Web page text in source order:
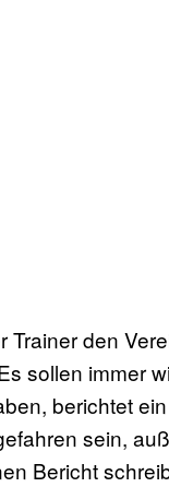
Trainer den
sollen immer
berichtet
sein,
Bericht